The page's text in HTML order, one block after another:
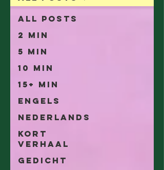
All Posts
2 min
5 min
10 min
15+ min
Engels
Nederlands
Kort
Verhaal
Gedicht